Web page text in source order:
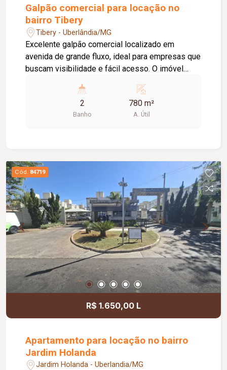
Galpão comercial para locação no
bairro Tibery
Tibery - Uberlândia/MG
Excelente galpão comercial localizado em
avenida de grande fluxo, ideal para empresas que
buscam visibilidade e fácil acesso. O imóvel
direito de 10 metros, proporcionando ampla
capacidade para armazenamento, logística ou
atividades industriais. Conta ainda com doca para
Uma excelente oportunidade para instalar ou
expandir o seu negócio em uma localização
estratégica.
2
Banho
780 m²
A. Útil
Cód. 84719
R$ 1.650,00 L
Apartamento para locação no bairro
Jardim Holanda
Jardim Holanda - Uberlandia/MG